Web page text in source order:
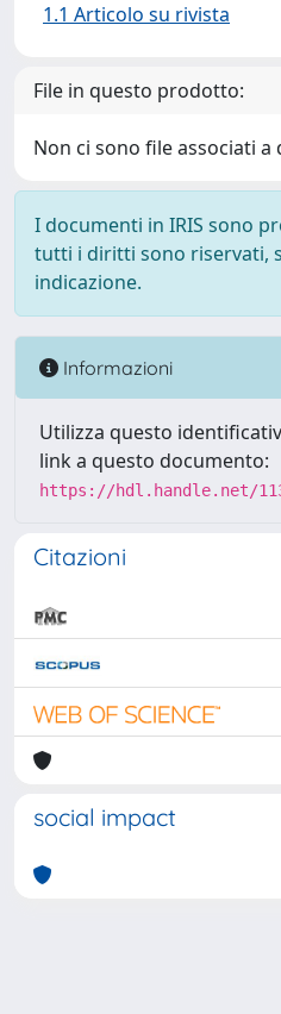
1.1 Articolo su rivista
File in questo prodotto:
Non ci sono file associati
I documenti in IRIS sono
tutti i diritti sono riservati,
indicazione.
Informazioni
Utilizza questo
link a questo documento:
https://hdl.handle.net/
Citazioni
social impact